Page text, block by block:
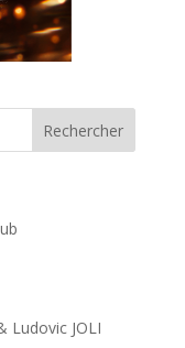
Ludovic JOLI